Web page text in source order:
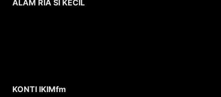
ALAM RIA SI KECIL
KONTI IKIMfm